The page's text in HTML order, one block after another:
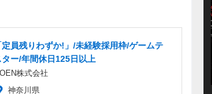
定員残りわずか!」/未経験採用枠/ゲームテ
ター/年間休日125日以上
株式会社
神奈川県